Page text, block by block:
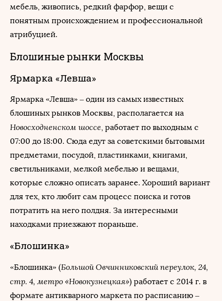
мебель, живопись, редкий фарфор, вещи с
понятным происхождением и профессиональной
атрибуцией.
Блошиные рынки Москвы
Ярмарка «Левша»
Ярмарка «Левша» – один из самых известных
блошиных рынков Москвы, располагается на
Новосходненском шоссе, работает по выходным с
07:00 до 18:00. Сюда едут за советскими бытовыми
предметами, посудой, пластинками, книгами,
светильниками, мелкой мебелью и вещами,
которые сложно описать заранее. Хороший вариант
для тех, кто любит сам процесс поиска и готов
потратить на него полдня. За интересными
находками приезжают пораньше.
«Блошинка»
«Блошинка» (Большой Овчинниковский переулок, 24,
стр. 4, метро «Новокузнецкая») работает с 2014 г. в
формате антикварного маркета по расписанию –